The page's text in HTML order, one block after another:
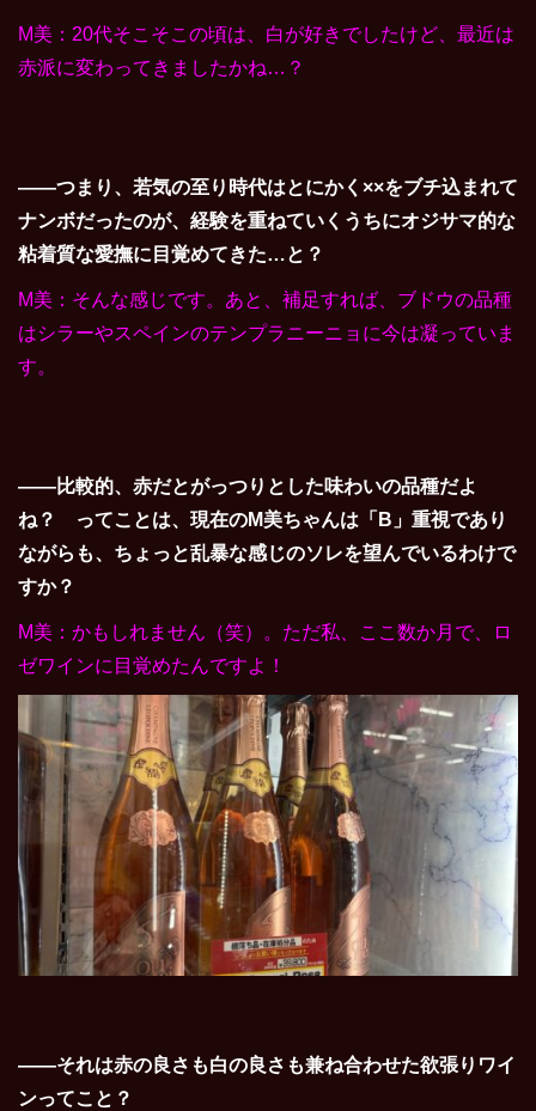
M美：20代そこそこの頃は、白が好きでしたけど、最近は
赤派に変わってきましたかね…？
――つまり、若気の至り時代はとにかく××をブチ込まれて
ナンボだったのが、経験を重ねていくうちにオジサマ的な
粘着質な愛撫に目覚めてきた…と？
M美：そんな感じです。あと、補足すれば、ブドウの品種
はシラーやスペインのテンプラニーニョに今は凝っていま
す。
――比較的、赤だとがっつりとした味わいの品種だよ
ね？ ってことは、現在のM美ちゃんは「B」重視であり
ながらも、ちょっと乱暴な感じのソレを望んでいるわけで
すか？
M美：かもしれません（笑）。ただ私、ここ数か月で、ロ
ゼワインに目覚めたんですよ！
――それは赤の良さも白の良さも兼ね合わせた欲張りワイ
ンってこと？